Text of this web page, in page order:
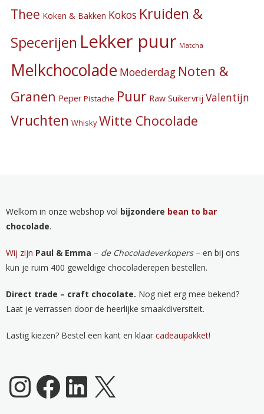
Thee Koken & Bakken Kokos Kruiden &
Specerijen Lekker puur Matcha
Melkchocolade Moederdag Noten &
Granen Peper Pistache Puur Raw Suikervrij Valentijn
Vruchten Whisky Witte Chocolade
Welkom in onze webshop vol bijzondere bean to bar
chocolade.
Wij zijn Paul & Emma – de Chocoladeverkopers– en bij ons
kun je ruim 400 geweldige chocoladerepen bestellen.
Direct trade – craft chocolate. Nog niet erg mee bekend?
Laat je verrassen door de heerlijke smaakdiversiteit.
Lastig kiezen? Bestel een kant en klaar cadeaupakket!
Chocoladeverkopers Instagram
Facebook
LinkedIn
X